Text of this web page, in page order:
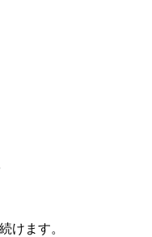
けます。